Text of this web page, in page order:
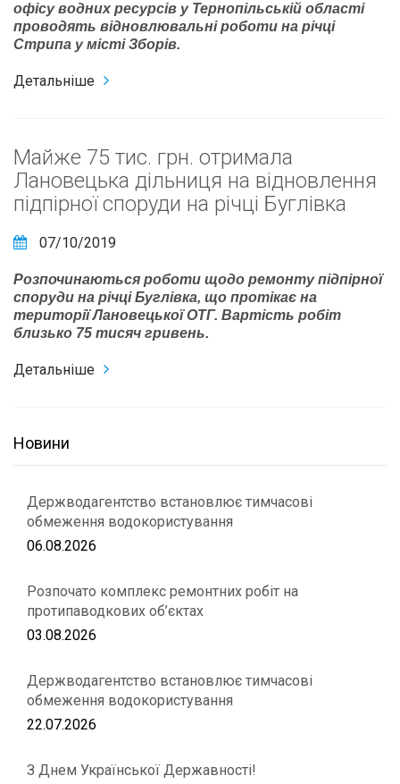
офісу водних ресурсів у Тернопільській області
проводять відновлювальні роботи на річці
Стрипа у місті Зборів.
Детальніше
Майже 75 тис. грн. отримала
Лановецька дільниця на відновлення
підпірної споруди на річці Буглівка
07/10/2019
Розпочинаються роботи щодо ремонту підпірної
споруди на річці Буглівка, що протікає на
території Лановецької ОТГ. Вартість робіт
близько 75 тисяч гривень.
Детальніше
Новини
Держводагентство встановлює тимчасові
обмеження водокористування
06.08.2026
Розпочато комплекс ремонтних робіт на
протипаводкових об’єктах
03.08.2026
Держводагентство встановлює тимчасові
обмеження водокористування
22.07.2026
З Днем Української Державності!